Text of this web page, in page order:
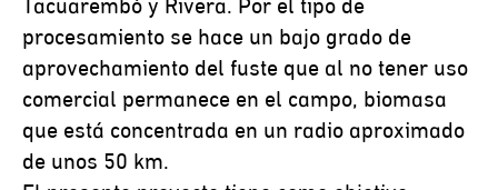
Tacuarembó y Rivera. Por el tipo de
procesamiento se hace un bajo grado de
aprovechamiento del fuste que al no tener uso
comercial permanece en el campo, biomasa
que está concentrada en un radio aproximado
de unos 50 km.